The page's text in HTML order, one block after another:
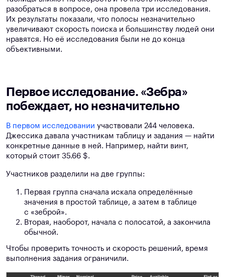
разобраться в вопросе, она провела три исследования.
Их результаты показали, что полосы незначительно
увеличивают скорость поиска и большинству людей они
нравятся. Но её исследования были не до конца
объективными.
Первое исследование. «Зебра»
побеждает, но незначительно
В первом исследовании участвовали 244 человека.
Джессика давала участникам таблицу и задания — найти
конкретные данные в ней. Например, найти винт,
который стоит 35.66 $.
Участников разделили на две группы:
Первая группа сначала искала определённые
значения в простой таблице, а затем в таблице
с «зеброй».
Вторая, наоборот, начала с полосатой, а закончила
обычной.
Чтобы проверить точность и скорость решений, время
выполнения задания ограничили.